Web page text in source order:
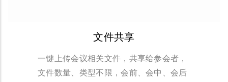
文件共享
一键上传会议相关文件，共享给参会者，
文件数量、类型不限，会前、会中、会后